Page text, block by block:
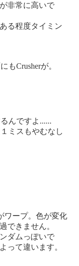
非常に高いで
る程度タイミン
もCrusherが。
んですよ......
ミスもやむなし
ワープ。色が変化
できません。
ダムっぽいで
って違います。